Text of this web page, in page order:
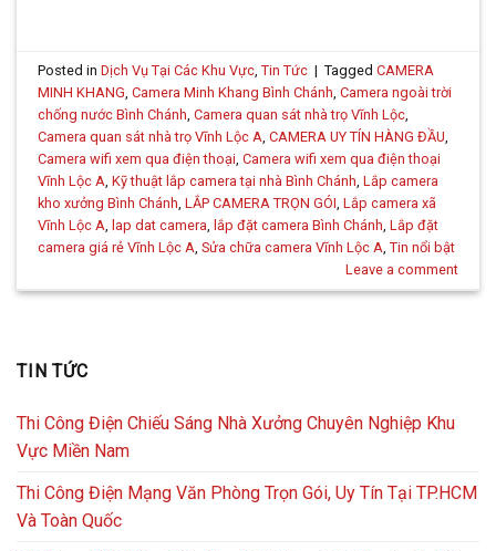
Posted inDịch Vụ Tại Các Khu Vực ,Tin Tức | TaggedCAMERA
MINH KHANG ,Camera Minh Khang Bình Chánh ,Camera ngoài trời
chống nước Bình Chánh ,Camera quan sát nhà trọ Vĩnh Lộc
Camera quan sát nhà trọ Vĩnh Lộc A ,CAMERA UY TÍN HÀNG ĐẦU
Camera wifi xem qua điện thoại ,Camera wifi xem qua điện thoại
Vĩnh Lộc A ,Kỹ thuật lắp camera tại nhà Bình Chánh ,Lắp camera
kho xưởng Bình Chánh ,LẮP CAMERA TRỌN GÓI ,Lắp camera xã
Vĩnh Lộc A ,lap dat camera ,lắp đặt camera Bình Chánh ,Lắp đặt
camera giá rẻ Vĩnh Lộc A ,Sửa chữa camera Vĩnh Lộc A ,Tin nổi bật
Leave a comment
TIN TỨC
Thi Công Điện Chiếu Sáng Nhà Xưởng Chuyên Nghiệp Khu
Vực Miền Nam
Thi Công Điện Mạng Văn Phòng Trọn Gói, Uy Tín Tại TP.HCM
Và Toàn Quốc